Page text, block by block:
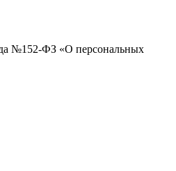
№152-ФЗ «О персональных